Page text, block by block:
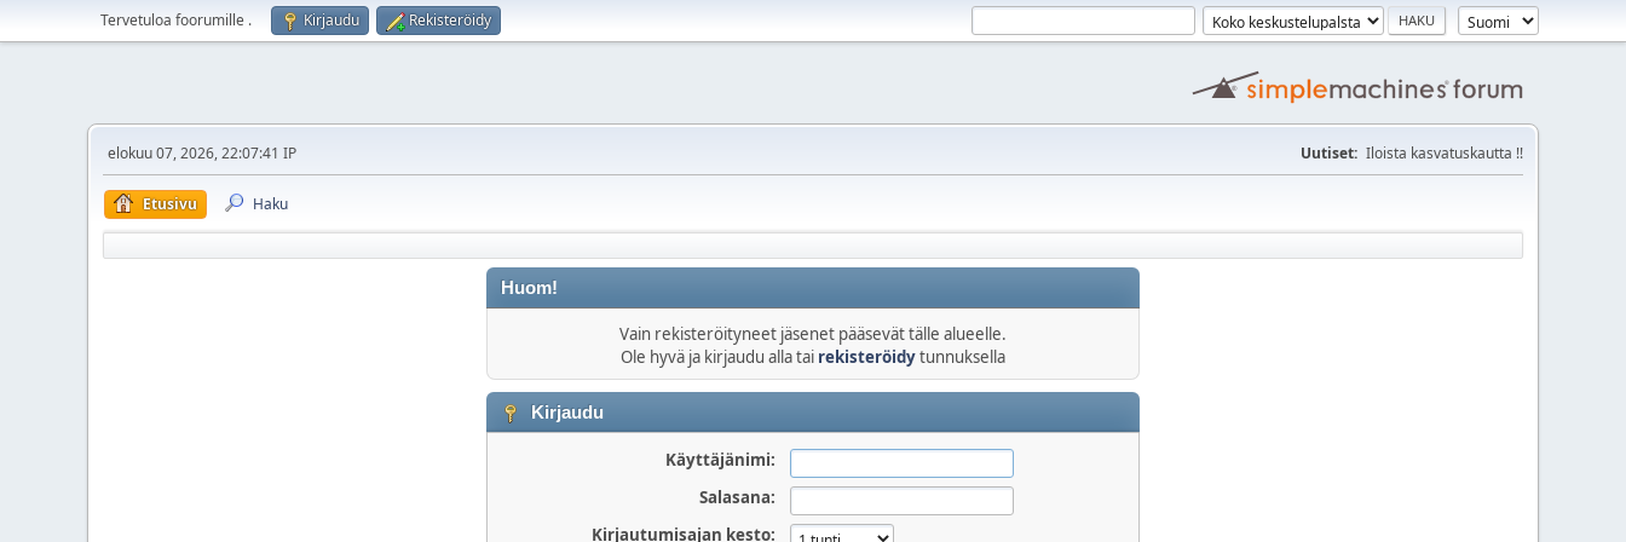
Tervetuloa foorumille . Kirjaudu Rekisteröidy
elokuu 07, 2026, 22:07:41 IP Uutiset: Iloista kasvatuskautta !!
Etusivu Haku
Huom!
Vain rekisteröityneet jäsenet pääsevät tälle alueelle.
Ole hyvä ja kirjaudu alla tai rekisteröidytunnuksella
Kirjaudu
Käyttäjänimi:
Salasana:
Kirjautumisajan kesto: